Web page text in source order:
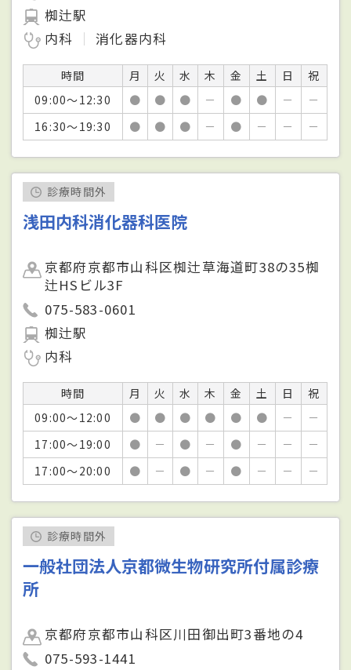
椥辻駅
内科
消化器内科
時間 月 火 水 木 金 土 日
祝
09:00～12:30
● ● ● － ● ● －
－
16:30～19:30
● ● ● － ● － － －
診療時間外
浅田内科消化器科医院
京都府京都市山科区椥辻草海道町38の35椥
辻HSビル3F
075-583-0601
椥辻駅
内科
時間 月 火 水 木 金 土 日
祝
09:00～12:00
● ● ● ● ● ● －
－
17:00～19:00
● － ● － ● － －
－
17:00～20:00
● － ● － ● － － －
診療時間外
一般社団法人京都微生物研究所付属診療
所
京都府京都市山科区川田御出町3番地の4
075-593-1441